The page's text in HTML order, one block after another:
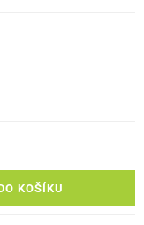
KOŠÍKU